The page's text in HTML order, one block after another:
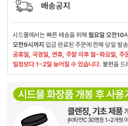
배송공지
시드물에서는 빠른 배송을 위해 월요일 오전10
오전9시까지 입금 완료된 주문에 한해 당일 발
공휴일, 국경일, 연휴, 주말 이후 월~화요일, 주
일정보다 1~2일 늦어질 수 있습니다. 불편을 드